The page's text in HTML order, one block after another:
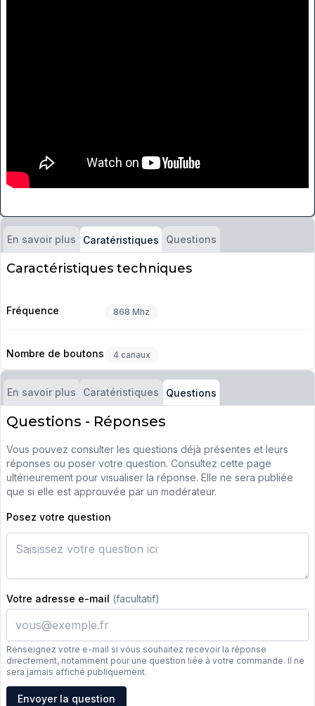
En savoir plus Caratéristiques Questions
Caractéristiques techniques
Fréquence 868 Mhz
Nombre de boutons 4 canaux
En savoir plus Caratéristiques Questions
Questions - Réponses
Vous pouvez consulter les questions déjà présentes et leurs
réponses ou poser votre question. Consultez cette page
ultérieurement pour visualiser la réponse. Elle ne sera publiée
que si elle est approuvée par un modérateur.
Posez votre question
Votre adresse e-mail (facultatif)
Renseignez votre e-mail si vous souhaitez recevoir la réponse
directement, notamment pour une question liée à votre commande. Il ne
sera jamais affiché publiquement.
Adresse e-mail
Envoyer la question